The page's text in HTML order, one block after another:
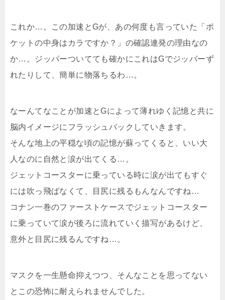
これか…。この加速とGが、あの何度も言っていた「ポ
ケットの中身はカラですか？」の確認連発の理由なの
か…。ジッパーついてても確かにこれはGでジッパーず
れたりして、簡単に物落ちるわ…。
なーんてなことが加速とGによって薄れゆく記憶と共に
脳内イメージにフラッシュバックしていきます。
そんな地上の平穏な頃の記憶が蘇ってくると、いい大
人なのに自然と涙が出てくる…。
ジェットコースターに乗っている時に涙が出てもすぐ
には吹っ飛ばなくて、目尻に残るもんなんですね…
コナン一巻のファーストケースでジェットコースター
に乗っていて涙が後ろに流れていく描写があるけど、
意外と目尻に残るんですね…。
マスクを一生懸命抑えつつ、そんなことを思ってない
とこの恐怖に耐えられませんでした。